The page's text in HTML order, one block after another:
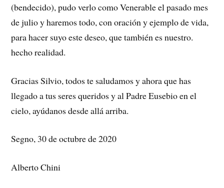
(bendecido), pudo verlo como Venerable el pasado mes
de julio y haremos todo, con oración y ejemplo de vida,
para hacer suyo este deseo, que también es nuestro.
hecho realidad.
Gracias Silvio, todos te saludamos y ahora que has
llegado a tus seres queridos y al Padre Eusebio en el
cielo, ayúdanos desde allá arriba.
Segno, 30 de octubre de 2020
Alberto Chini